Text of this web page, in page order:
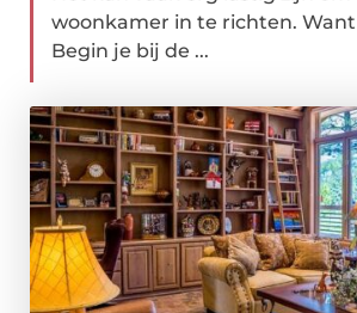
woonkamer in te richten.
Begin je bij de ...